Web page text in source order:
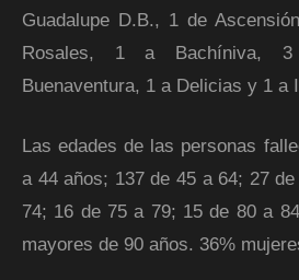
Guadalupe D.B., 1 de
Rosales, 1 a Bachíniva,
Buenaventura, 1 a Delicias y 1 a
Las edades de las personas
a 44 años; 137 de 45 a 64; 27
74; 16 de 75 a 79; 15 de 80 a
mayores de 90 años. 36%